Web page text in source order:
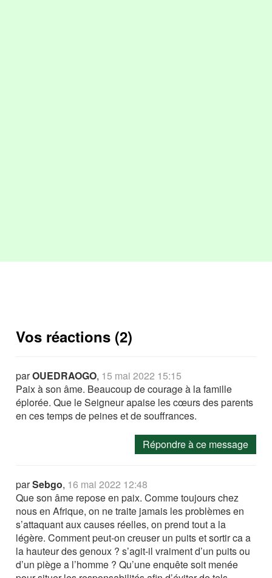
Vos réactions (2)
parOUEDRAOGO, 15 mai 2022 15:15
Paix à son âme. Beaucoup de courage à la famille
éplorée. Que le Seigneur apaise les cœurs des parents
en ces temps de peines et de souffrances.
Répondre à ce message
parSebgo, 16 mai 2022 12:48
Que son âme repose en paix. Comme toujours chez
nous en Afrique, on ne traite jamais les problèmes en
s’attaquant aux causes réelles, on prend tout a la
légère. Comment peut-on creuser un puits et sortir ca a
la hauteur des genoux ? s’agit-il vraiment d’un puits ou
d’un piège a l’homme ? Qu’une enquête soit menée